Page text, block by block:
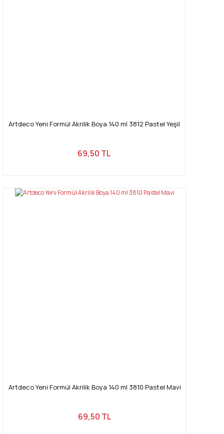
Artdeco Yeni Formül Akrilik Boya 140 ml 3812 Pastel Yeşil
69,50 TL
Artdeco Yeni Formül Akrilik Boya 140 ml 3810 Pastel Mavi
69,50 TL